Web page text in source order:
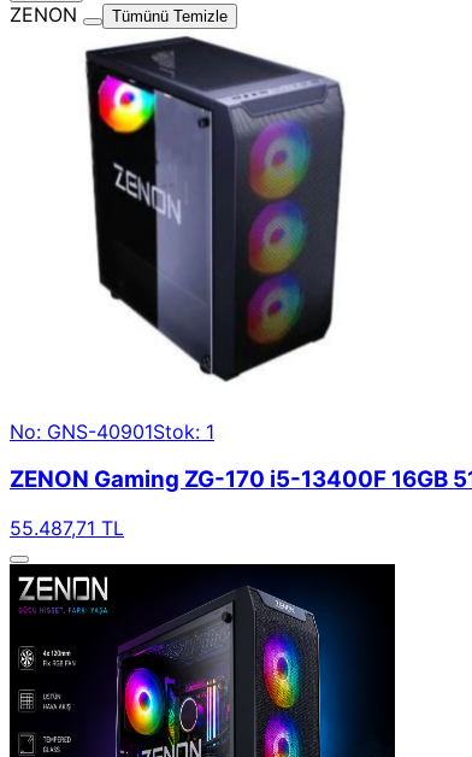
ZENON Tümünü Temizle
No: GNS-40901Stok: 1
ZENON Gaming ZG-170 i5-13400F 16GB
55.487,71 TL